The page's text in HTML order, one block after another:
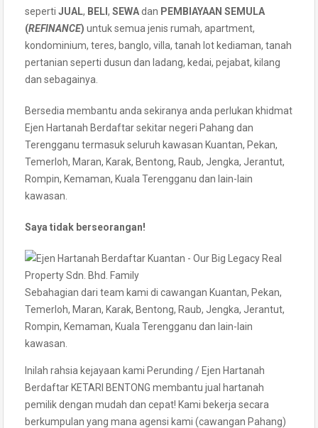
seperti JUAL, BELI , SEWAdan PEMBIAYAAN SEMULA
(REFINANCE) untuk semua jenis rumah, apartment,
kondominium, teres, banglo, villa, tanah lot kediaman, tanah
pertanian seperti dusun dan ladang, kedai, pejabat, kilang
dan sebagainya.
Bersedia membantu anda sekiranya anda perlukan khidmat
Ejen Hartanah Berdaftar sekitar negeri Pahang dan
Terengganu termasuk seluruh kawasan Kuantan, Pekan,
Temerloh, Maran, Karak, Bentong, Raub, Jengka, Jerantut,
Rompin, Kemaman, Kuala Terengganu dan lain-lain
kawasan.
Saya tidak berseorangan!
Sebahagian dari team kami di cawangan Kuantan, Pekan,
Temerloh, Maran, Karak, Bentong, Raub, Jengka, Jerantut,
Rompin, Kemaman, Kuala Terengganu dan lain-lain
kawasan.
Inilah rahsia kejayaan kami Perunding / Ejen Hartanah
Berdaftar KETARI BENTONG membantu jual hartanah
pemilik dengan mudah dan cepat! Kami bekerja secara
berkumpulan yang mana agensi kami (cawangan Pahang)